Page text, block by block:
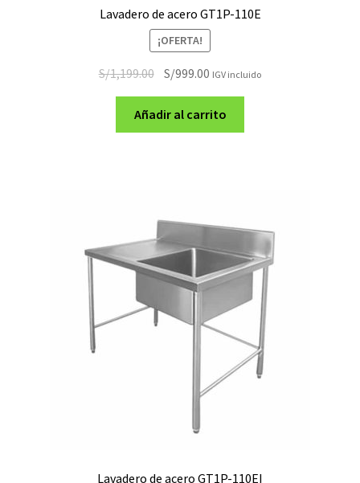
Lavadero de acero GT1P-110E
¡OFERTA!
S/1,199.00 El
precio
original
era:
S/999.00 El
precio
actual
es:
IGV incluido
Añadir al carrito
Lavadero de acero GT1P-110EI